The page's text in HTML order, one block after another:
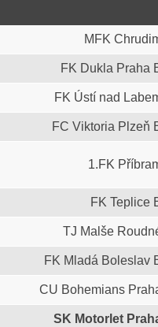
MFK
FK Dukla Praha
FK Ústí nad
FC Viktoria Plzeň
1.FK
FK Teplice
TJ Malše
FK Mladá Boleslav
CU Bohemians
SK Motorlet